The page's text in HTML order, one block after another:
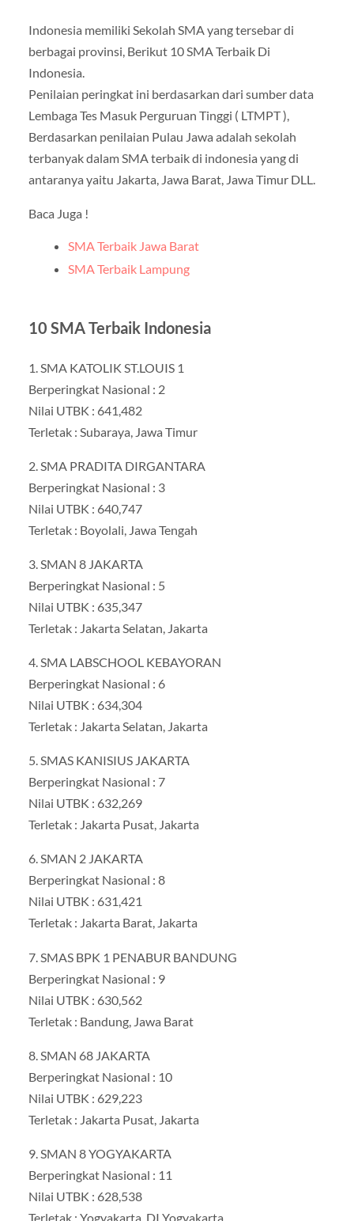
Indonesia memiliki Sekolah SMA yang tersebar di
berbagai provinsi, Berikut 10 SMA Terbaik Di
Indonesia.
Penilaian peringkat ini berdasarkan dari sumber data
Lembaga Tes Masuk Perguruan Tinggi ( LTMPT ),
Berdasarkan penilaian Pulau Jawa adalah sekolah
terbanyak dalam SMA terbaik di indonesia yang di
antaranya yaitu Jakarta, Jawa Barat, Jawa Timur DLL.
Baca Juga !
SMA Terbaik Jawa Barat
SMA Terbaik Lampung
10 SMA Terbaik Indonesia
1. SMA KATOLIK ST.LOUIS 1
Berperingkat Nasional : 2
Nilai UTBK : 641,482
Terletak : Subaraya, Jawa Timur
2. SMA PRADITA DIRGANTARA
Berperingkat Nasional : 3
Nilai UTBK : 640,747
Terletak : Boyolali, Jawa Tengah
3. SMAN 8 JAKARTA
Berperingkat Nasional : 5
Nilai UTBK : 635,347
Terletak : Jakarta Selatan, Jakarta
4. SMA LABSCHOOL KEBAYORAN
Berperingkat Nasional : 6
Nilai UTBK : 634,304
Terletak : Jakarta Selatan, Jakarta
5. SMAS KANISIUS JAKARTA
Berperingkat Nasional : 7
Nilai UTBK : 632,269
Terletak : Jakarta Pusat, Jakarta
6. SMAN 2 JAKARTA
Berperingkat Nasional : 8
Nilai UTBK : 631,421
Terletak : Jakarta Barat, Jakarta
7. SMAS BPK 1 PENABUR BANDUNG
Berperingkat Nasional : 9
Nilai UTBK : 630,562
Terletak : Bandung, Jawa Barat
8. SMAN 68 JAKARTA
Berperingkat Nasional : 10
Nilai UTBK : 629,223
Terletak : Jakarta Pusat, Jakarta
9. SMAN 8 YOGYAKARTA
Berperingkat Nasional : 11
Nilai UTBK : 628,538
Terletak : Yogyakarta, DI Yogyakarta